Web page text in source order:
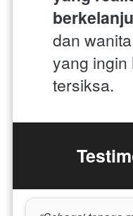
dan
yang ingin
tersiksa.